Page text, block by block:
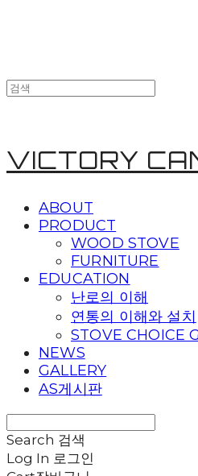
VICTORY
ABOUT
PRODUCT
WOOD STOVE
FURNITURE
EDUCATION
난로의 이해
연통의 이해와 설치
STOVE CHOICE
NEWS
GALLERY
AS게시판
Search 검색
Log In 로그인